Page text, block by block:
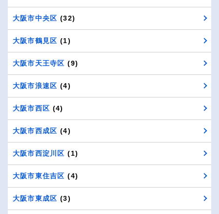
大阪市中央区 (32)
大阪市鶴見区 (1)
大阪市天王寺区 (9)
大阪市浪速区 (4)
大阪市西区 (4)
大阪市西成区 (4)
大阪市西淀川区 (1)
大阪市東住吉区 (4)
大阪市東成区 (3)